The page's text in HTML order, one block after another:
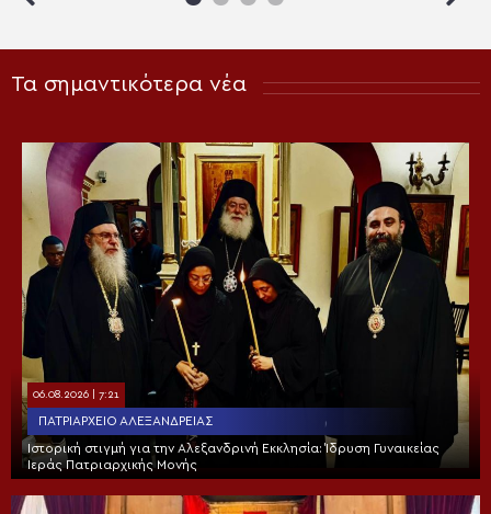
Τα σημαντικότερα νέα
06.08.2026 | 7:21
ΠΑΤΡΙΑΡΧΕΊΟ ΑΛΕΞΑΝΔΡΕΊΑΣ
Ιστορική στιγμή για την Αλεξανδρινή Εκκλησία: Ίδρυση Γυναικείας
Ιεράς Πατριαρχικής Μονής